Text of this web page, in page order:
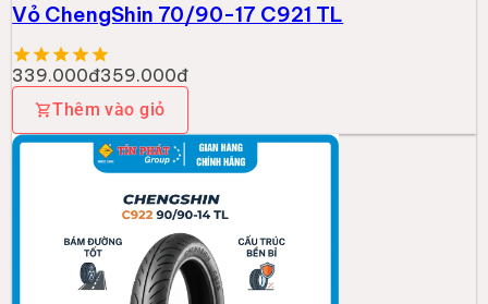
Vỏ ChengShin 70/90-17 C921 TL
339.000đ359.000đ
Thêm vào giỏ